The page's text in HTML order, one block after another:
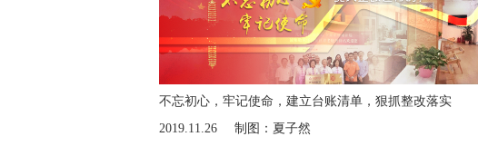
不忘初心，牢记使命，建立台账清单，狠抓整改落实
2019.11.26
制图：夏子然